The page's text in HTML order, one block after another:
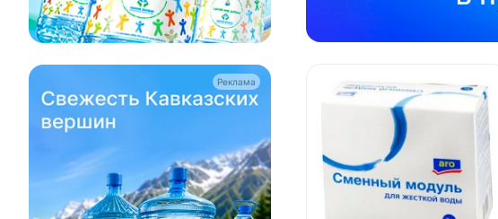
Реклама